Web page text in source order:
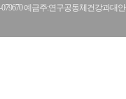
079670 예금주:연구공동체건강과대안